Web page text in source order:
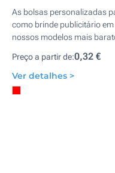
As bolsas personalizadas
como brinde publicitário
nossos modelos mais
Preço a partir de:0,32 €
Ver detalhes >